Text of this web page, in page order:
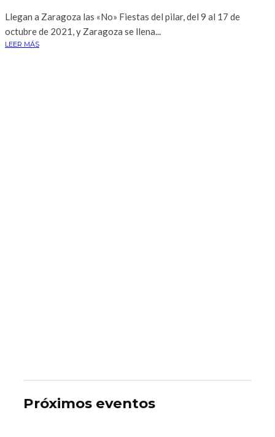
Llegan a Zaragoza las «No» Fiestas del pilar, del 9 al 17 de
octubre de 2021, y Zaragoza se llena...
LEER MÁS
Próximos eventos